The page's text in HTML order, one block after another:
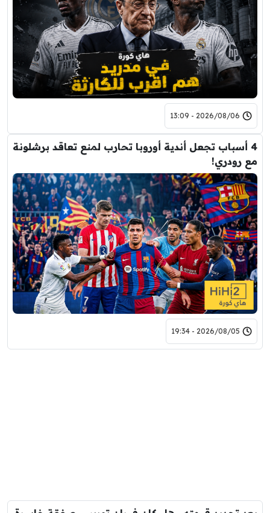
2026/08/06 - 13:09
4 أسباب تجعل أندية أوروبا تحارب لمنع تعاقد برشلونة
مع رودري!
2026/08/05 - 19:34